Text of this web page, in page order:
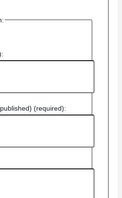
(required):